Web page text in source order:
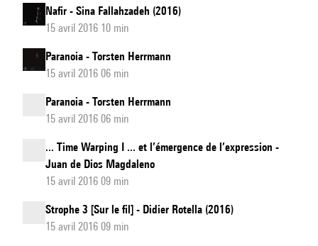
Nafir - Sina Fallahzadeh (2016)
15 avril 2016 10 min
Paranoia - Torsten Herrmann
15 avril 2016 06 min
Paranoia - Torsten Herrmann
15 avril 2016 06 min
... Time Warping I ... et l’émergence de l’expression -
Juan de Dios Magdaleno
15 avril 2016 09 min
Strophe 3 [Sur le fil] - Didier Rotella (2016)
15 avril 2016 09 min